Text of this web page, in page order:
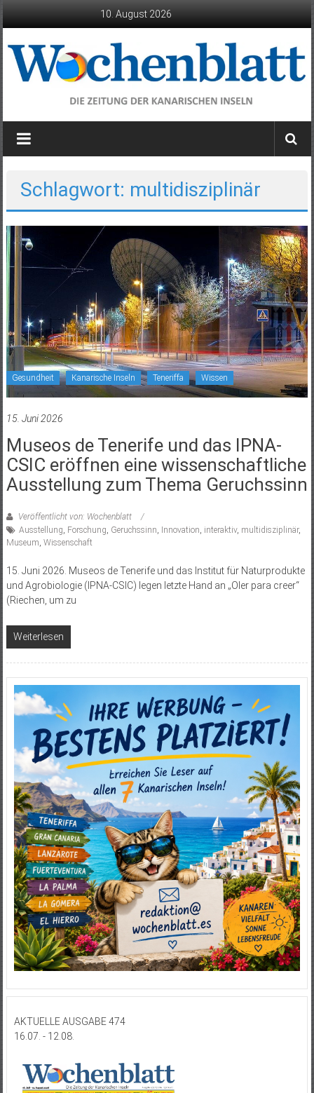
10. August 2026
Wochenblatt
die
Kanarischen
Inseln
Schlagwort: multidisziplinär
Gesundheit Kanarische Inseln Teneriffa Wissen
15. Juni 2026
Museos de Tenerife und das IPNA-
CSIC eröffnen eine wissenschaftliche
Ausstellung zum Thema Geruchssinn
Veröffentlicht von: Wochenblatt
Ausstellung, Forschung, Geruchssinn, Innovation, interaktiv, multidisziplinär,
Museum, Wissenschaft
15. Juni 2026. Museos de Tenerife und das Institut für Naturprodukte
und Agrobiologie (IPNA-CSIC) legen letzte Hand an „Oler para creer“
(Riechen, um zu
Weiterlesen
AKTUELLE AUSGABE 474
16.07. - 12.08.